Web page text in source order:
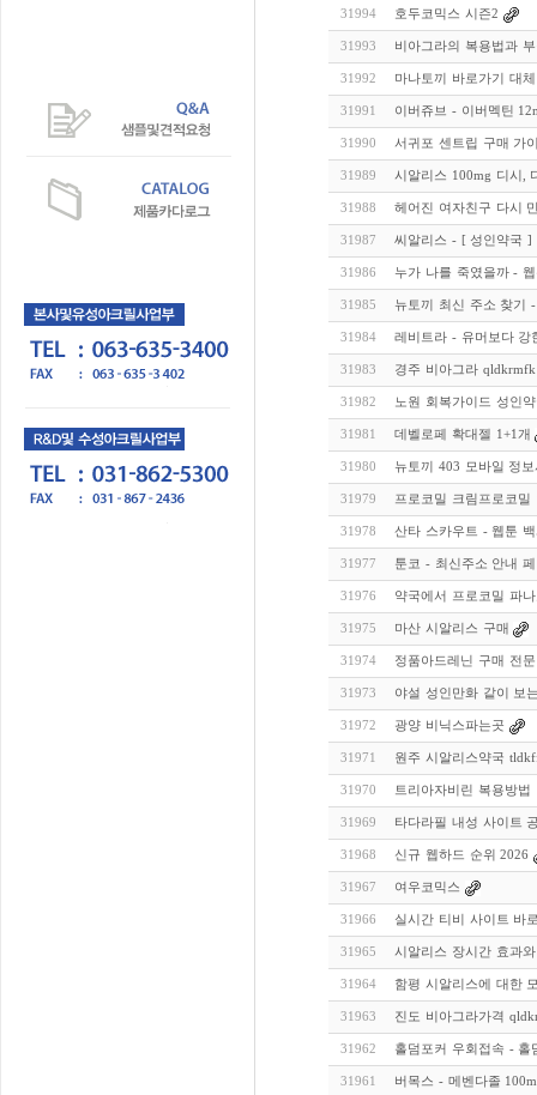
31994 호두코믹스 시즌2
31993 비아그라의 복용법과
31992 마나토끼 바로가기 대
31991 이버쥬브 - 이버멕틴
31990 서귀포 센트립 구매 가
31989 시알리스 100mg 디시,
31988 헤어진 여자친구 다시
31987 씨알리스 - [ 성인약국 ]
31986 누가 나를 죽였을까 -
31985 뉴토끼 최신 주소 찾
31984 레비트라 - 유머보다
31983 경주 비아그라
31982 노원 회복가이드 성인
31981 데벨로페 확대젤 1+1개
31980 뉴토끼 403 모바일 정
31979 프로코밀 크림프로코
31978 산타 스카우트 - 웹툰
31977 툰코 - 최신주소 안내
31976 약국에서 프로코밀 파
31975 마산 시알리스 구매
31974 정품아드레닌 구매 전
31973 야설 성인만화 같이 보
31972 광양 비닉스파는곳
31971 원주 시알리스약국
31970 트리아자비린 복용방
31969 타다라필 내성 사이트
31968 신규 웹하드 순위 2026
31967 여우코믹스
31966 실시간 티비 사이트 바
31965 시알리스 장시간 효과
31964 함평 시알리스에 대한
31963 진도 비아그라가격
31962 홀덤포커 우회접속 -
31961 버목스 - 메벤다졸